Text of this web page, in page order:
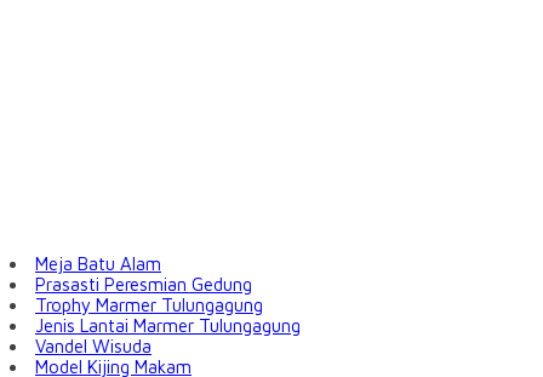
Meja Batu Alam
Prasasti Peresmian Gedung
Trophy Marmer Tulungagung
Jenis Lantai Marmer Tulungagung
Vandel Wisuda
Model Kijing Makam